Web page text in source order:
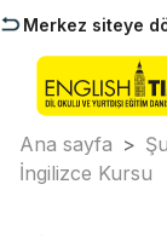
Merkez siteye
Ana sayfa >
İngilizce Kursu